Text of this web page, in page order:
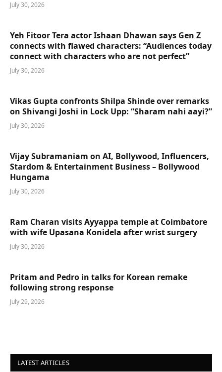
July 30, 2026
Yeh Fitoor Tera actor Ishaan Dhawan says Gen Z
connects with flawed characters: “Audiences today
connect with characters who are not perfect”
July 30, 2026
Vikas Gupta confronts Shilpa Shinde over remarks
on Shivangi Joshi in Lock Upp: “Sharam nahi aayi?”
July 30, 2026
Vijay Subramaniam on AI, Bollywood, Influencers,
Stardom & Entertainment Business – Bollywood
Hungama
July 30, 2026
Ram Charan visits Ayyappa temple at Coimbatore
with wife Upasana Konidela after wrist surgery
July 30, 2026
Pritam and Pedro in talks for Korean remake
following strong response
July 29, 2026
LATEST ARTICLES